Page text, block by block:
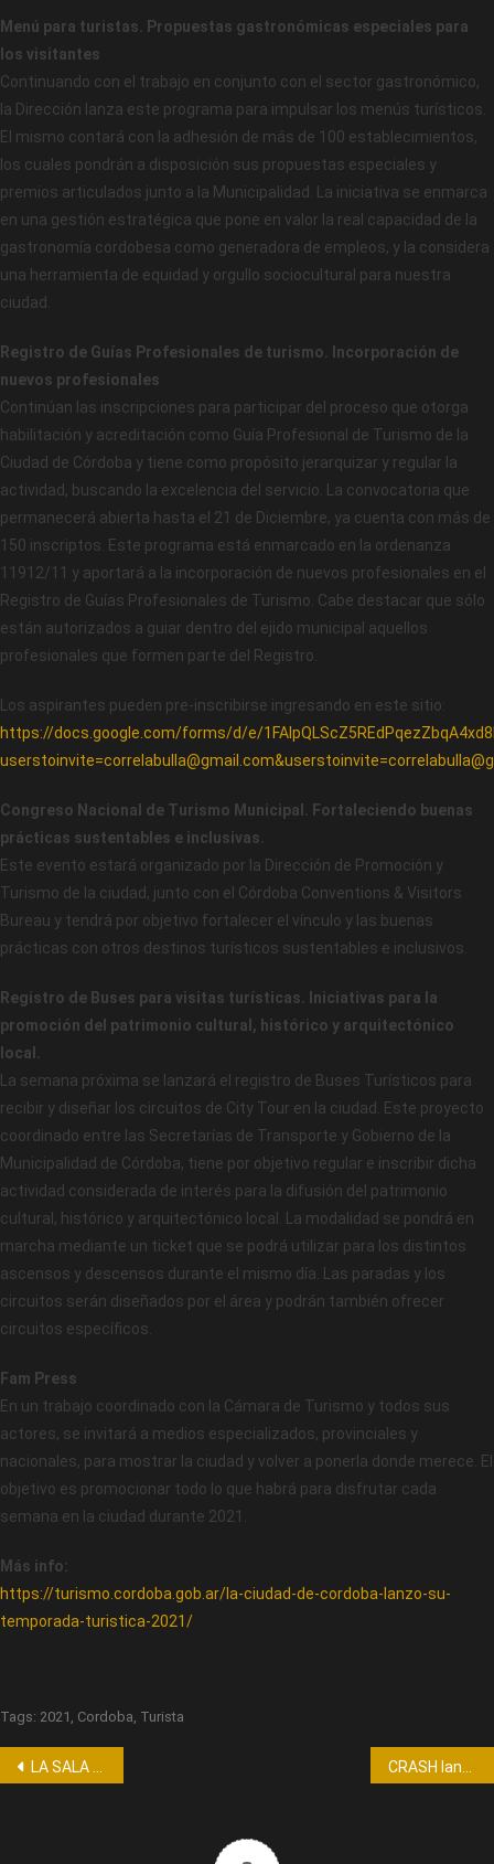
Menú para turistas. Propuestas gastronómicas especiales para
los visitantes
Continuando con el trabajo en conjunto con el sector gastronómico,
la Dirección lanza este programa para impulsar los menús turísticos.
El mismo contará con la adhesión de más de 100 establecimientos,
los cuales pondrán a disposición sus propuestas especiales y
premios articulados junto a la Municipalidad. La iniciativa se enmarca
en una gestión estratégica que pone en valor la real capacidad de la
gastronomía cordobesa como generadora de empleos, y la considera
una herramienta de equidad y orgullo sociocultural para nuestra
ciudad.
Registro de Guías Profesionales de turismo. Incorporación de
nuevos profesionales
Continúan las inscripciones para participar del proceso que otorga
habilitación y acreditación como Guía Profesional de Turismo de la
Ciudad de Córdoba y tiene como propósito jerarquizar y regular la
actividad, buscando la excelencia del servicio. La convocatoria que
permanecerá abierta hasta el 21 de Diciembre, ya cuenta con más de
150 inscriptos. Este programa está enmarcado en la ordenanza
11912/11 y aportará a la incorporación de nuevos profesionales en el
Registro de Guías Profesionales de Turismo. Cabe destacar que sólo
están autorizados a guiar dentro del ejido municipal aquellos
profesionales que formen parte del Registro.
Los aspirantes pueden pre-inscribirse ingresando en este sitio:
https://docs.google.com/forms/d/e/
Congreso Nacional de Turismo Municipal. Fortaleciendo buenas
prácticas sustentables e inclusivas.
Este evento estará organizado por la Dirección de Promoción y
Turismo de la ciudad, junto con el Córdoba Conventions & Visitors
Bureau y tendrá por objetivo fortalecer el vínculo y las buenas
prácticas con otros destinos turísticos sustentables e inclusivos.
Registro de Buses para visitas turísticas. Iniciativas para la
promoción del patrimonio cultural, histórico y arquitectónico
local.
La semana próxima se lanzará el registro de Buses Turísticos para
recibir y diseñar los circuitos de City Tour en la ciudad. Este proyecto
coordinado entre las Secretarías de Transporte y Gobierno de la
Municipalidad de Córdoba, tiene por objetivo regular e inscribir dicha
actividad considerada de interés para la difusión del patrimonio
cultural, histórico y arquitectónico local. La modalidad se pondrá en
marcha mediante un ticket que se podrá utilizar para los distintos
ascensos y descensos durante el mismo día. Las paradas y los
circuitos serán diseñados por el área y podrán también ofrecer
circuitos específicos.
Fam Press
En un trabajo coordinado con la Cámara de Turismo y todos sus
actores, se invitará a medios especializados, provinciales y
nacionales, para mostrar la ciudad y volver a ponerla donde merece. El
objetivo es promocionar todo lo que habrá para disfrutar cada
semana en la ciudad durante 2021.
Más info:
https://turismo.cordoba.gob.ar/la-ciudad-de-cordoba-lanzo-su-
temporada-turistica-2021/
Tags: 2021 , Cordoba, Turista
LA SALA DEL TEATRO LUXOR LLEVARÁ EL NOMBRE DE MARIO PEREYRA